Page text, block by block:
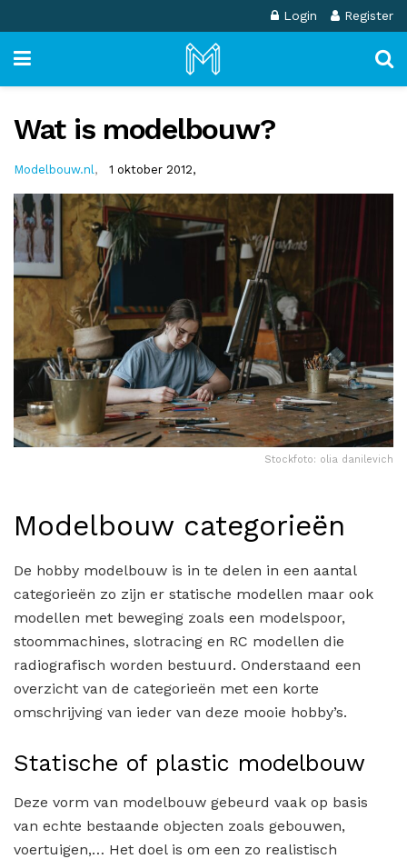
Login Register
Wat is modelbouw?
Modelbouw.nl , 1 oktober 2012,
Stockfoto: olia danilevich
Modelbouw categorieën
De hobby modelbouw is in te delen in een aantal
categorieën zo zijn er statische modellen maar ook
modellen met beweging zoals een modelspoor,
stoommachines, slotracing en RC modellen die
radiografisch worden bestuurd. Onderstaand een
overzicht van de categorieën met een korte
omschrijving van ieder van deze mooie hobby’s.
Statische of plastic modelbouw
Deze vorm van modelbouw gebeurd vaak op basis
van echte bestaande objecten zoals gebouwen,
voertuigen,… Het doel is om een zo realistisch